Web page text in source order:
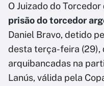
O Juizado do Torcedor
prisão do torcedor
Daniel Bravo, detido
desta terça-feira (29),
arquibancadas na
Lanús, válida pela